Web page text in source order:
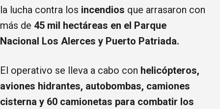
la lucha contra los incendios que arrasaron con
más de 45 mil hectáreas en el Parque
Nacional Los Alerces y Puerto Patriada.
El operativo se lleva a cabo con helicópteros,
aviones hidrantes, autobombas, camiones
cisterna y 60 camionetas para combatir los